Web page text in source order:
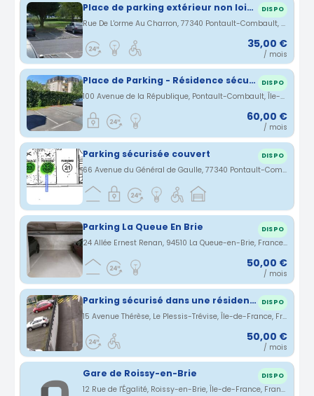
Place de parking extérieur non loin de la mairie DISPO
Rue De L'orme Au Charron, 77340 Pontault-Combault, France · 1.57 km
35,00 €
/ mois
Place de Parking - Résidence sécurisée Pontault DISPO
100 Avenue de la République, Pontault-Combault, Île-de-France, France · 1.88 km
60,00 €
/ mois
Parking sécurisée couvert DISPO
66 Avenue du Général de Gaulle, 77340 Pontault-Combault, France · 2.03 km
Parking La Queue En Brie DISPO
24 Allée Ernest Renan, 94510 La Queue-en-Brie, France · 2.42 km
50,00 €
/ mois
Parking sécurisé dans une résidence DISPO
15 Avenue Thérèse, Le Plessis-Trévise, Île-de-France, France · 3.5 km
50,00 €
/ mois
Gare de Roissy-en-Brie DISPO
12 Rue de l'Égalité, Roissy-en-Brie, Île-de-France, France · 3.68 km